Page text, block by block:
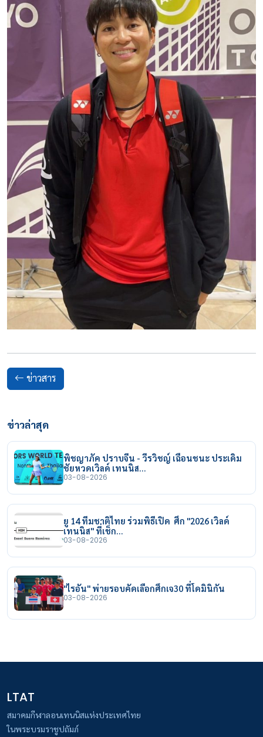
ข่าวสาร
ข่าวล่าสุด
พิชญาภัค ปราบจีน - วีรวิชญ์ เฉือนชนะ ประเดิม
ชัยหวดเวิลด์ เทนนิส…
03-08-2026
ยู 14 ทีมชาติไทย ร่วมพิธีเปิด ศึก "2026 เวิลด์
เทนนิส" ที่เช็ก…
03-08-2026
"ไรอัน" พ่ายรอบคัดเลือกศึกเจ30 ที่โดมินิกัน
03-08-2026
LTAT
สมาคมกีฬาลอนเทนนิสแห่งประเทศไทย
ในพระบรมราชูปถัมภ์